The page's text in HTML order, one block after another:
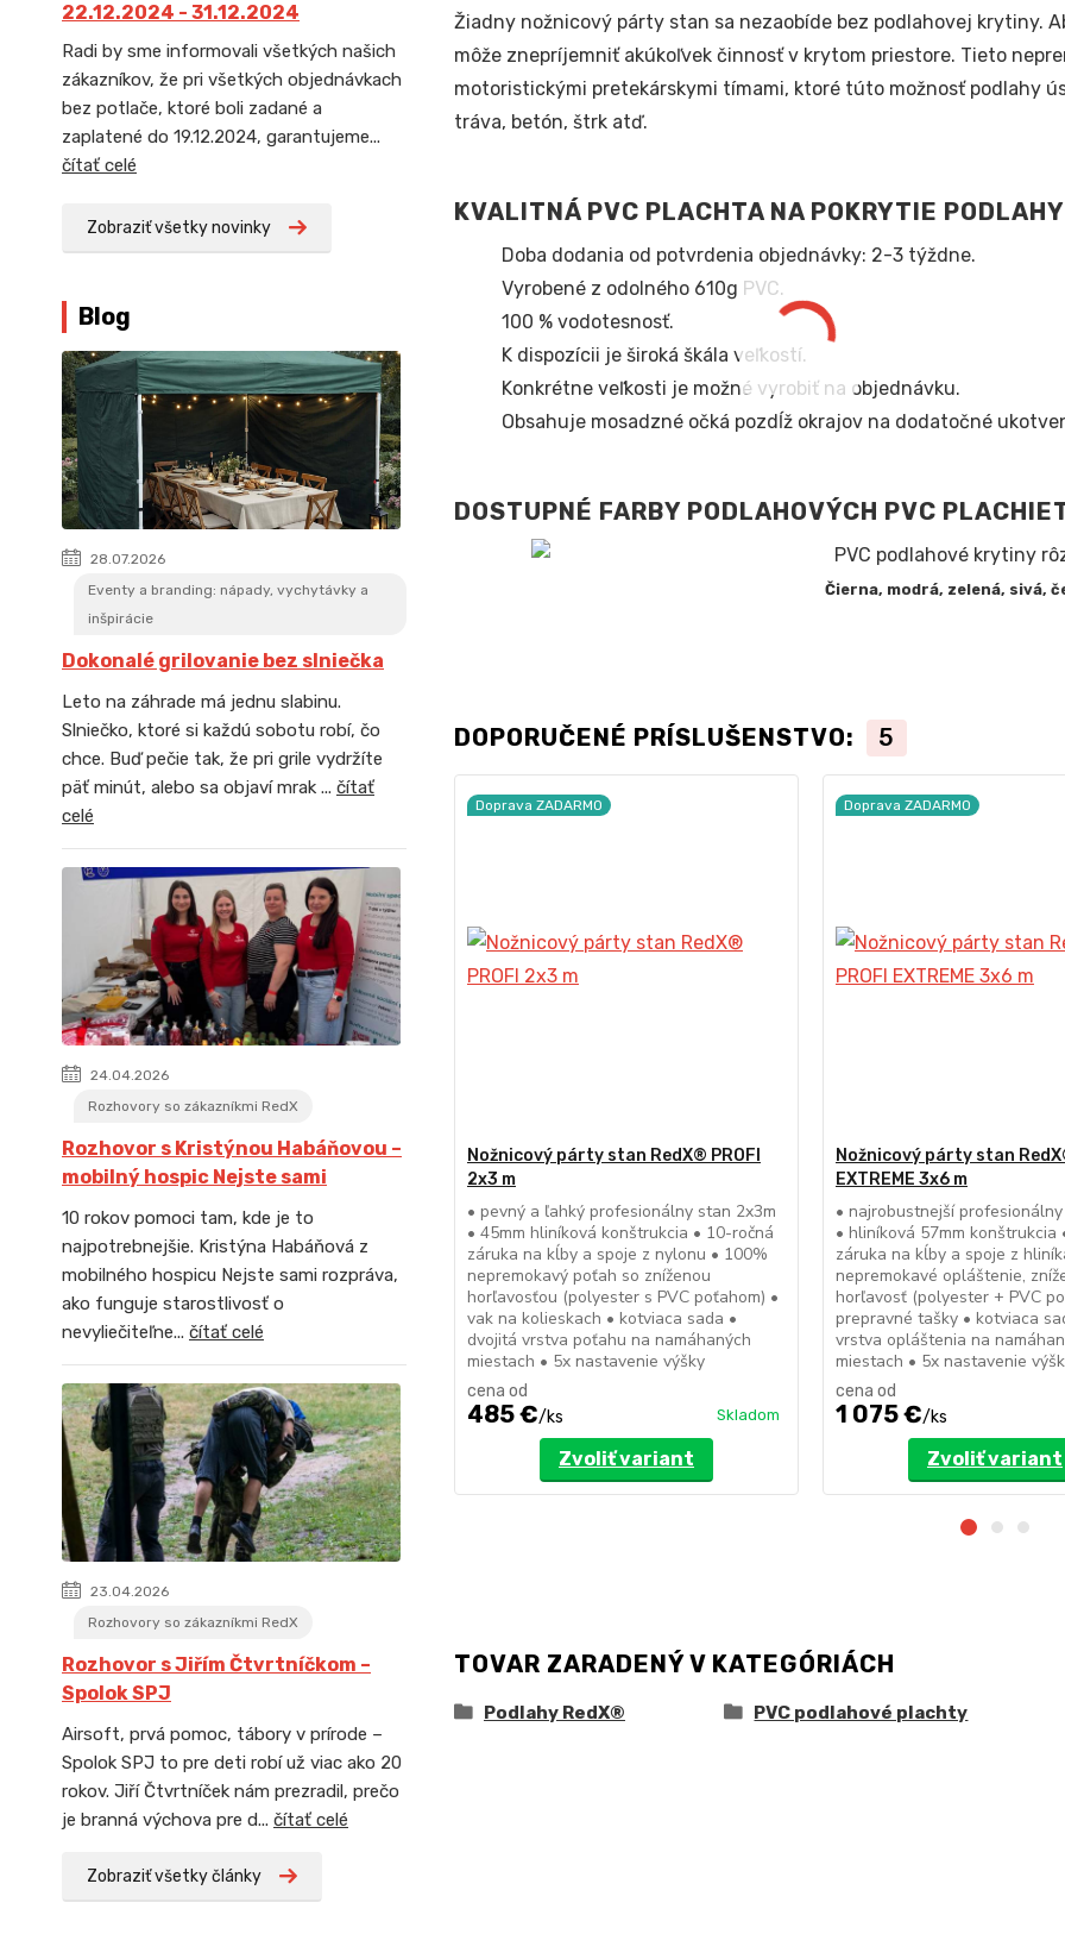
22.12.2024 - 31.12.2024
Radi by sme informovali všetkých našich
zákazníkov, že pri všetkých objednávkach
bez potlače, ktoré boli zadané a
zaplatené do 19.12.2024, garantujeme...
čítať celé
Zobraziť všetky novinky
Blog
28.07.2026
Eventy a branding: nápady, vychytávky a
inšpirácie
Dokonalé grilovanie bez slniečka
Leto na záhrade má jednu slabinu.
Slniečko, ktoré si každú sobotu robí, čo
chce. Buď pečie tak, že pri grile vydržíte
päť minút, alebo sa objaví mrak ... čítať
celé
24.04.2026
Rozhovory so zákazníkmi RedX
Rozhovor s Kristýnou Habáňovou –
mobilný hospic Nejste sami
10 rokov pomoci tam, kde je to
najpotrebnejšie. Kristýna Habáňová z
mobilného hospicu Nejste sami rozpráva,
ako funguje starostlivosť o
nevyliečiteľne... čítať celé
23.04.2026
Rozhovory so zákazníkmi RedX
Rozhovor s Jiřím Čtvrtníčkom –
Spolok SPJ
Airsoft, prvá pomoc, tábory v prírode –
Spolok SPJ to pre deti robí už viac ako 20
rokov. Jiří Čtvrtníček nám prezradil, prečo
je branná výchova pre d... čítať celé
Zobraziť všetky články
Žiadny nožnicový párty stan sa nezaobíde bez podlahovej krytiny.
môže znepríjemniť akúkoľvek činnosť v krytom priestore. Tieto
motoristickými pretekárskymi tímami, ktoré túto možnosť podlahy
tráva, betón, štrk atď.
KVALITNÁ PVC PLACHTA NA POKRYTIE PODLAHY
Doba dodania od potvrdenia objednávky: 2-3 týždne.
Vyrobené z odolného 610g PVC.
100 % vodotesnosť.
K dispozícii je široká škála veľkostí.
Konkrétne veľkosti je možné vyrobiť na objednávku.
Obsahuje mosadzné očká pozdĺž okrajov na dodatočné
DOSTUPNÉ FARBY PODLAHOVÝCH PVC
Čierna, modrá, zelená, sivá,
DOPORUČENÉ PRÍSLUŠENSTVO: 5
Doprava ZADARMO
Nožnicový párty stan RedX® PROFI
2x3 m
• pevný a ľahký profesionálny stan 2x3m
• 45mm hliníková konštrukcia • 10-ročná
záruka na kĺby a spoje z nylonu • 100%
nepremokavý poťah so zníženou
horľavosťou (polyester s PVC poťahom) •
vak na kolieskach • kotviaca sada •
dvojitá vrstva poťahu na namáhaných
miestach • 5x nastavenie výšky
cena od
485 €/ks Skladom
Zvoliť variant
Doprava ZADARMO
Nožnicový párty stan
EXTREME 3x6 m
• najrobustnejší
• hliníková 57mm konštrukcia
záruka na kĺby a spoje z
nepremokavé opláštenie,
horľavosť (polyester + PVC
prepravné tašky • kotviaca
vrstva opláštenia na
miestach • 5x nastavenie
cena od
1 075 €/ks
Zvoliť variant
TOVAR ZARADENÝ V KATEGÓRIÁCH
Podlahy RedX® PVC podlahové plachty